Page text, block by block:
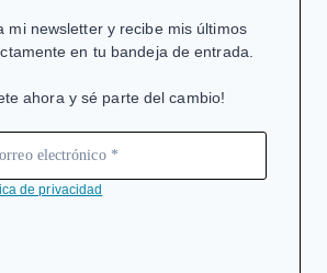
mi newsletter y recibe mis últimos
en tu bandeja de entrada.
ahora y sé parte del cambio!
de privacidad